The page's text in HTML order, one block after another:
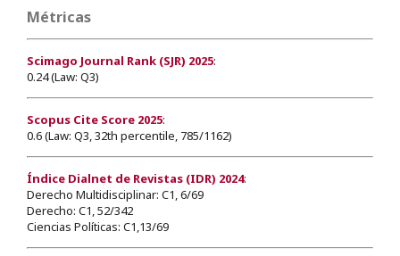
Métricas
Scimago Journal Rank (SJR) 2025:
0.24 (Law: Q3)
Scopus Cite Score 2025:
0.6 (Law: Q3, 32th percentile, 785/1162)
Índice Dialnet de Revistas (IDR) 2024:
Derecho Multidisciplinar: C1, 6/69
Derecho: C1, 52/342
Ciencias Políticas: C1,13/69